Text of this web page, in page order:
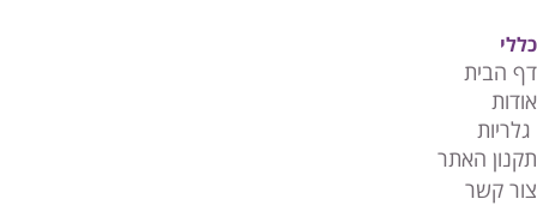
כללי
דף הבית
אודות
גלריות
תקנון האתר
צור קשר